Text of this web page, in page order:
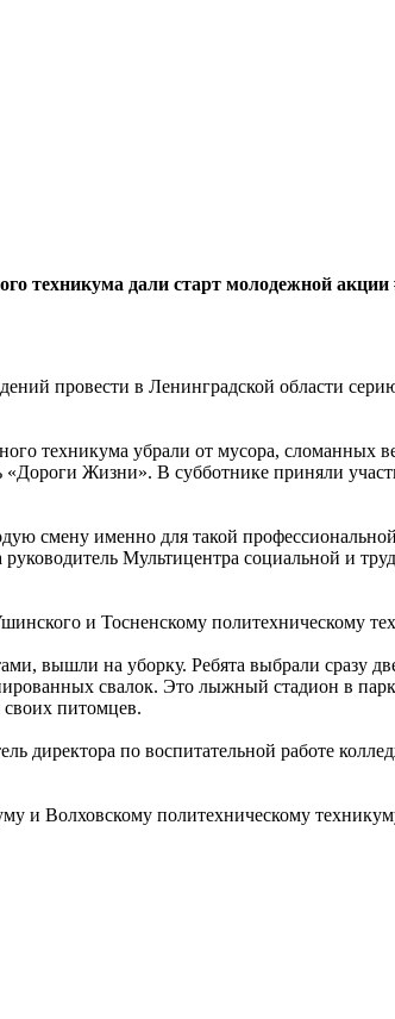
техникума дали старт молодежной
провести в Ленинградской области
техникума убрали от мусора, сломанных
Жизни». В субботнике приняли
смену именно для такой профессиональной
руководитель Мультицентра социальной и
и Тосненскому политехническому
вышли на уборку. Ребята выбрали сразу
свалок. Это лыжный стадион в
питомцев.
директора по воспитательной работе
и Волховскому политехническому